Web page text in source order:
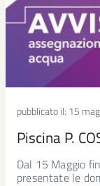
pubblicato il: 15
Piscina P.
Dal 15 Maggio
presentate le